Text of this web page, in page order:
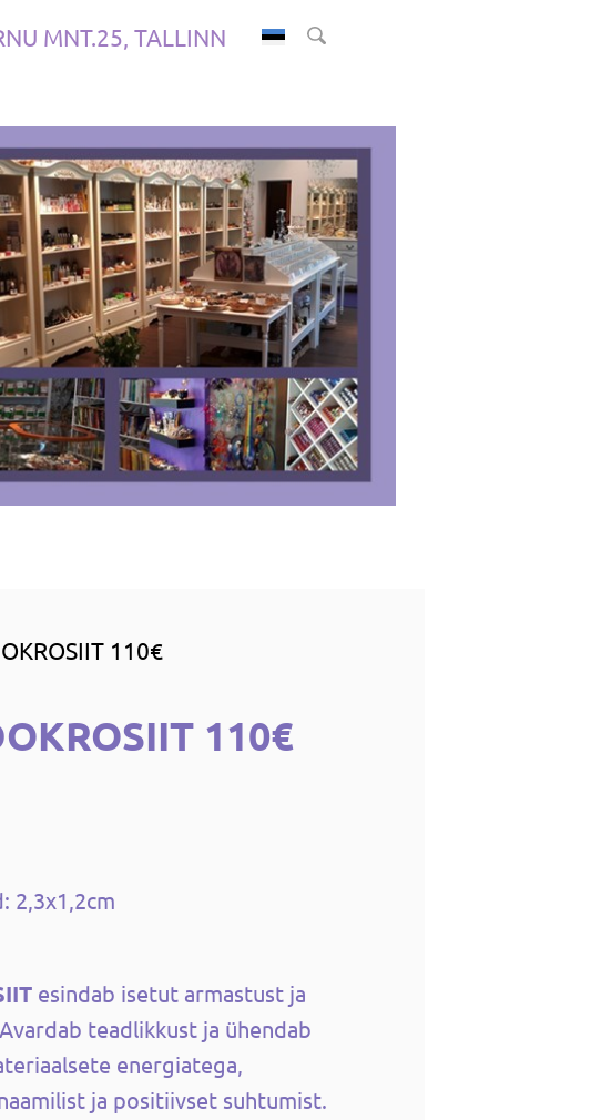
MNT.25, TALLINN
110€
110€
2,3x1,2cm
esindab isetut armastust ja
teadlikkust ja ühendab
energiatega,
ja positiivset suhtumist.